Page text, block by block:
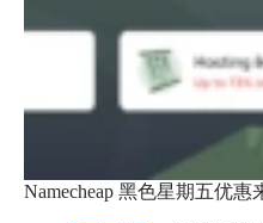
Namecheap 黑色星期五优惠